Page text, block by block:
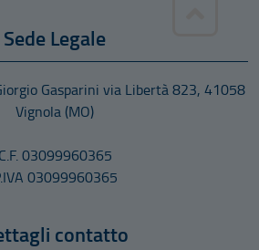
Sede Legale
Gasparini via Libertà 823, 41058
Vignola (MO)
C.F. 03099960365
03099960365
contatto